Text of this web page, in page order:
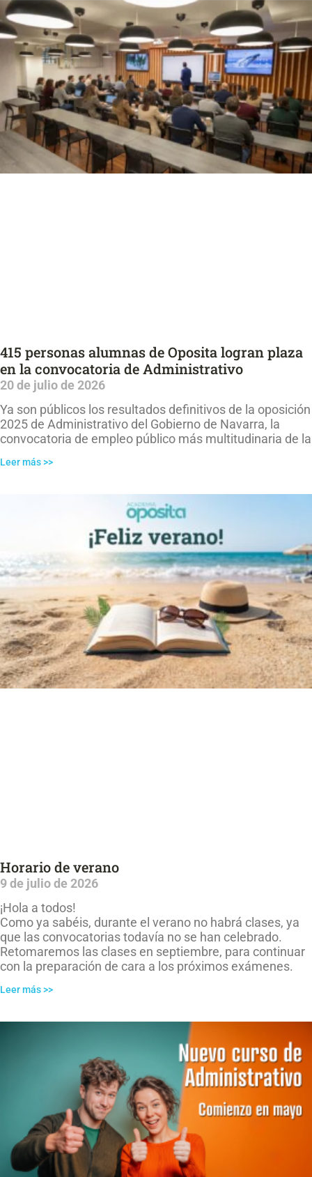
415 personas alumnas de Oposita logran plaza
en la convocatoria de Administrativo
20 de julio de 2026
Ya son públicos los resultados definitivos de la oposición
2025 de Administrativo del Gobierno de Navarra, la
convocatoria de empleo público más multitudinaria de la
Leer más >>
Horario de verano
9 de julio de 2026
¡Hola a todos!
Como ya sabéis, durante el verano no habrá clases, ya
que las convocatorias todavía no se han celebrado.
Retomaremos las clases en septiembre, para continuar
con la preparación de cara a los próximos exámenes.
Leer más >>